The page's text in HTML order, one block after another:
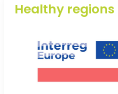
Healthy regions